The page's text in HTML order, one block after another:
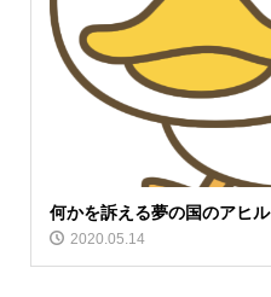
何かを訴える夢の国のアヒル
2020.05.14